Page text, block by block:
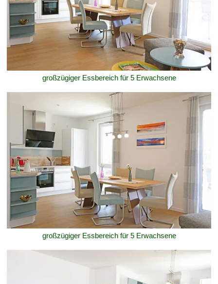
großzügiger Essbereich für 5 Erwachsene
großzügiger Essbereich für 5 Erwachsene